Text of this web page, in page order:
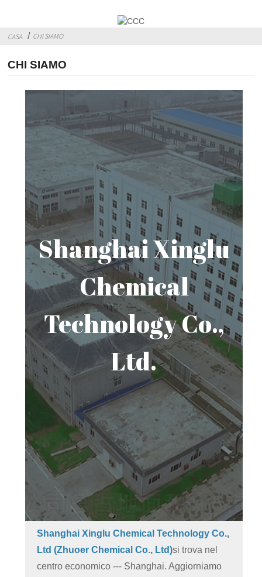
CASA CHI SIAMO
CHI SIAMO
Shanghai Xinglu
Chemical
Technology Co.,
Ltd.
Shanghai Xinglu Chemical Technology Co.,
Ltd (Zhuoer Chemical Co., Ltd)si trova nel
centro economico --- Shanghai. Aggiorniamo